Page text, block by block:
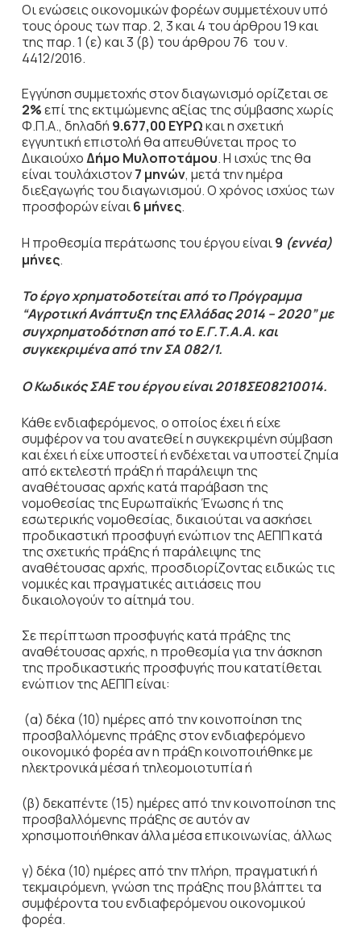
Οι ενώσειςοικονομικών φορέων συμμετέχουν υπό
τους όρους των παρ. 2, 3 και 4 του άρθρου 19 και
της παρ. 1 (ε) και 3 (β) του άρθρου 76 του ν.
4412/2016.
Εγγύηση συμμετοχής στον διαγωνισμό ορίζεται σε
2%επί της εκτιμώμενης αξίας της σύμβασης χωρίς
Φ.Π.Α., δηλαδή 9.677,00 ΕΥΡΩκαι η σχετική
εγγυητική επιστολή θα απευθύνεται προς το
ΔικαιούχοΔήμο Μυλοποτάμου. Η ισχύς της θα
είναι τουλάχιστον7 μηνών, μετά την ημέρα
διεξαγωγής του διαγωνισμού. Ο χρόνος ισχύος των
προσφορών είναι6 μήνες.
Η προθεσμία περάτωσης του έργου είναι9 (εννέα)
μήνες.
Το έργο χρηματοδοτείται από το Πρόγραμμα
“Αγροτική Ανάπτυξη της Ελλάδας 2014 – 2020” με
συγχρηματοδότηση από το Ε.Γ.Τ.Α.Α. και
συγκεκριμένα από την ΣΑ 082/1.
Ο Κωδικός ΣΑΕ του έργου είναι 2018ΣΕ08210014.
Κάθε ενδιαφερόμενος, ο οποίος έχει ή είχε
συμφέρον να του ανατεθεί η συγκεκριμένη σύμβαση
και έχει ή είχε υποστεί ή ενδέχεται να υποστεί ζημία
από εκτελεστή πράξη ή παράλειψη της
αναθέτουσας αρχής κατά παράβαση της
νομοθεσίας της Ευρωπαϊκής Ένωσης ή της
εσωτερικής νομοθεσίας, δικαιούται να ασκήσει
προδικαστική προσφυγή ενώπιον της ΑΕΠΠ κατά
της σχετικής πράξης ή παράλειψης της
αναθέτουσας αρχής, προσδιορίζοντας ειδικώς τις
νομικές και πραγματικές αιτιάσεις που
δικαιολογούν το αίτημά του.
Σε περίπτωση προσφυγής κατά πράξης της
αναθέτουσας αρχής, η προθεσμία για την άσκηση
της προδικαστικής προσφυγής που κατατίθεται
ενώπιον της ΑΕΠΠ είναι:
(α) δέκα (10) ημέρες από την κοινοποίηση της
προσβαλλόμενης πράξης στον ενδιαφερόμενο
οικονομικό φορέα αν η πράξη κοινοποιήθηκε με
ηλεκτρονικά μέσα ή τηλεομοιοτυπία ή
(β) δεκαπέντε (15) ημέρες από την κοινοποίηση της
προσβαλλόμενης πράξης σε αυτόν αν
χρησιμοποιήθηκαν άλλα μέσα επικοινωνίας, άλλως
γ) δέκα (10) ημέρες από την πλήρη, πραγματική ή
τεκμαιρόμενη, γνώση της πράξης που βλάπτει τα
συμφέροντα του ενδιαφερόμενου οικονομικού
φορέα.